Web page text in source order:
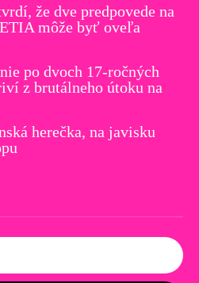
že dve predpovede na
môže byť oveľa
po dvoch 17-ročných
z brutálneho útoku na
herečka, na javisku